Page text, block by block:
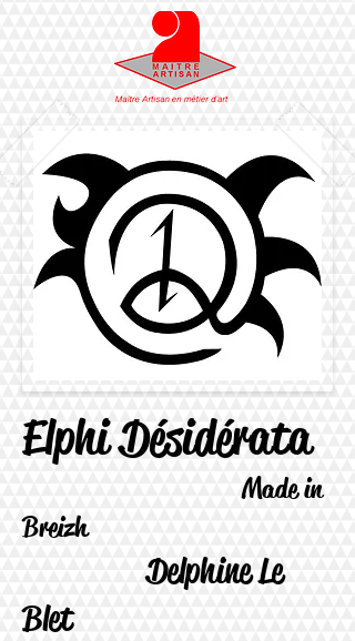
Elphi Désidérata
Made in
Breizh
Delphine Le
Blet